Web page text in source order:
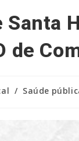
de
/ Saúde